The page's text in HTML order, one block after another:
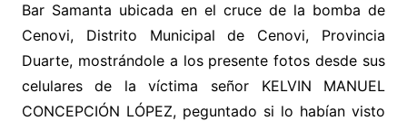
Bar Samanta ubicada en el cruce de la bomba de
Cenovi, Distrito Municipal de Cenovi, Provincia
Duarte, mostrándole a los presente fotos desde sus
celulares de la víctima señor KELVIN MANUEL
CONCEPCIÓN LÓPEZ, peguntado si lo habían visto